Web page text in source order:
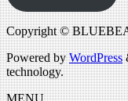
Copyright ©
Powered byWordPress
technology.
MENU